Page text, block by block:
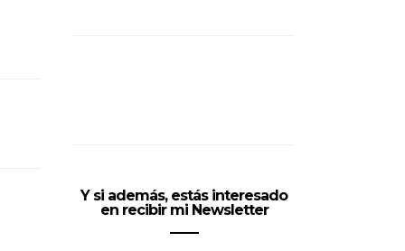
Y si además, estás interesado
en recibir mi Newsletter